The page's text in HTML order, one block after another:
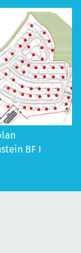
BF I